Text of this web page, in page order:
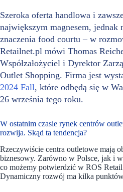
Szeroka oferta handlowa i
największym magnesem, jednak
znaczenia food courtu – w
Retailnet.pl mówi Thomas
Współzałożyciel i Dyrektor
Outlet Shopping. Firma jest
2024 Fall, które odbędą się w
26 września tego roku.
W ostatnim czasie rynek centrów
rozwija. Skąd ta tendencja?
Rzeczywiście centra outletowe mają
biznesowy. Zarówno w Polsce, jak i w
co możemy potwierdzić w ROS
Dynamiczny rozwój ma kilka